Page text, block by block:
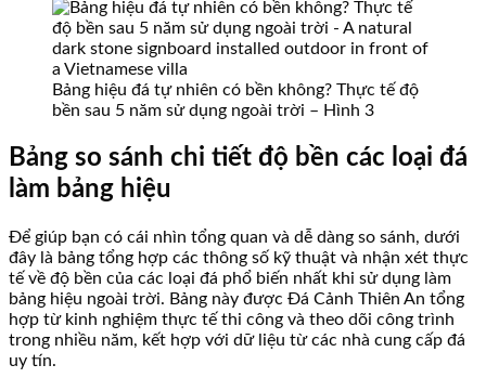
Bảng hiệu đá tự nhiên có bền không? Thực tế độ
bền sau 5 năm sử dụng ngoài trời – Hình 3
Bảng so sánh chi tiết độ bền các loại đá
làm bảng hiệu
Để giúp bạn có cái nhìn tổng quan và dễ dàng so sánh, dưới
đây là bảng tổng hợp các thông số kỹ thuật và nhận xét thực
tế về độ bền của các loại đá phổ biến nhất khi sử dụng làm
bảng hiệu ngoài trời. Bảng này được Đá Cảnh Thiên An tổng
hợp từ kinh nghiệm thực tế thi công và theo dõi công trình
trong nhiều năm, kết hợp với dữ liệu từ các nhà cung cấp đá
uy tín.